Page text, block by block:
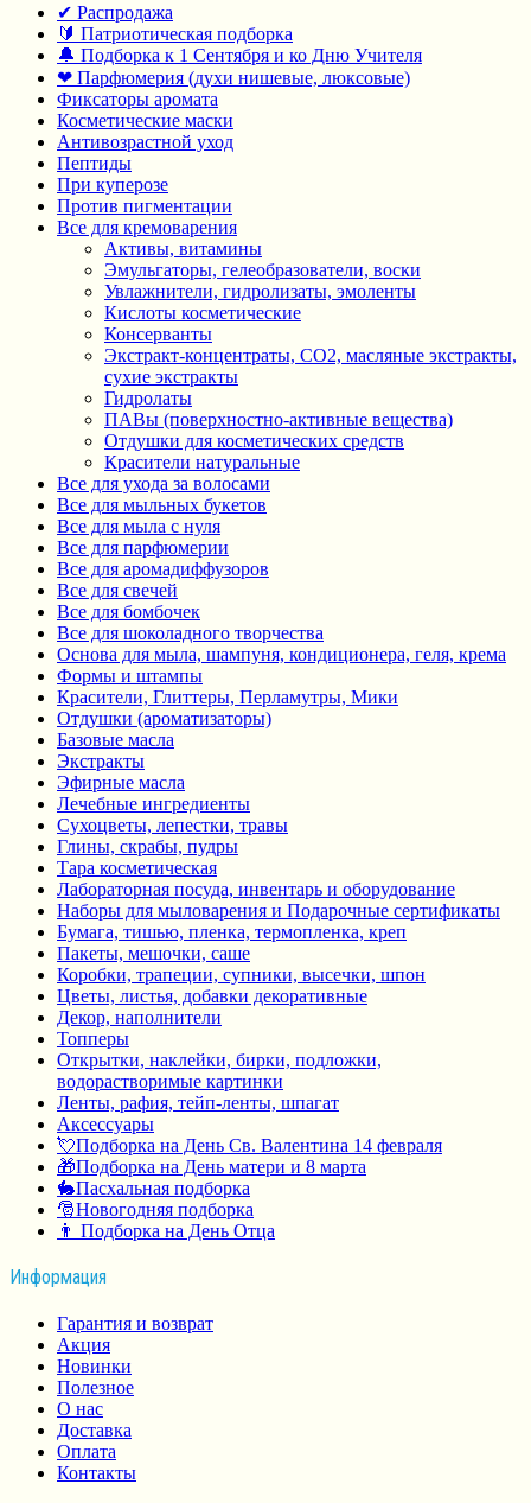
✔ Распродажа
🔰 Патриотическая подборка
🔔 Подборка к 1 Сентября и ко Дню Учителя
❤ Парфюмерия (духи нишевые, люксовые)
Фиксаторы аромата
Косметические маски
Антивозрастной уход
Пептиды
При куперозе
Против пигментации
Все для кремоварения
Активы, витамины
Эмульгаторы, гелеобразователи, воски
Увлажнители, гидролизаты, эмоленты
Кислоты косметические
Консерванты
Экстракт-концентраты, СО2, масляные экстракты,
сухие экстракты
Гидролаты
ПАВы (поверхностно-активные вещества)
Отдушки для косметических средств
Красители натуральные
Все для ухода за волосами
Все для мыльных букетов
Все для мыла с нуля
Все для парфюмерии
Все для аромадиффузоров
Все для свечей
Все для бомбочек
Все для шоколадного творчества
Основа для мыла, шампуня, кондиционера, геля, крема
Формы и штампы
Красители, Глиттеры, Перламутры, Мики
Отдушки (ароматизаторы)
Базовые масла
Экстракты
Эфирные масла
Лечебные ингредиенты
Сухоцветы, лепестки, травы
Глины, скрабы, пудры
Тара косметическая
Лабораторная посуда, инвентарь и оборудование
Наборы для мыловарения и Подарочные сертификаты
Бумага, тишью, пленка, термопленка, креп
Пакеты, мешочки, саше
Коробки, трапеции, супники, высечки, шпон
Цветы, листья, добавки декоративные
Декор, наполнители
Топперы
Открытки, наклейки, бирки, подложки,
водорастворимые картинки
Ленты, рафия, тейп-ленты, шпагат
Аксессуары
💘Подборка на День Св. Валентина 14 февраля
🎁Подборка на День матери и 8 марта
🐇Пасхальная подборка
🎅Новогодняя подборка
👨 Подборка на День Отца
Информация
Гарантия и возврат
Акция
Новинки
Полезное
О нас
Доставка
Оплата
Контакты